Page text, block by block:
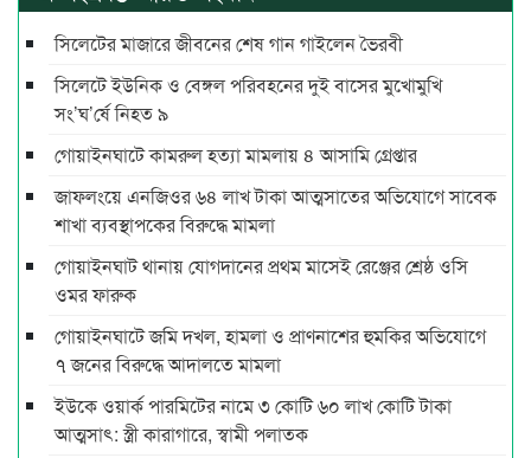
সিলেটের মাজারে জীবনের শেষ গান গাইলেন ভৈরবী
সিলেটে ইউনিক ও বেঙ্গল পরিবহনের দুই বাসের মুখোমুখি
সং’ঘ’র্ষে নিহত ৯
গোয়াইনঘাটে কামরুল হত্যা মামলায় ৪ আসামি গ্রেপ্তার
জাফলংয়ে এনজিওর ৬৪ লাখ টাকা আত্মসাতের অভিযোগে সাবেক
শাখা ব্যবস্থাপকের বিরুদ্ধে মামলা
গোয়াইনঘাট থানায় যোগদানের প্রথম মাসেই রেঞ্জের শ্রেষ্ঠ ওসি
ওমর ফারুক
গোয়াইনঘাটে জমি দখল, হামলা ও প্রাণনাশের হুমকির অভিযোগে
৭ জনের বিরুদ্ধে আদালতে মামলা
ইউকে ওয়ার্ক পারমিটের নামে ৩ কোটি ৬০ লাখ কোটি টাকা
আত্মসাৎ: স্ত্রী কারাগারে, স্বামী পলাতক